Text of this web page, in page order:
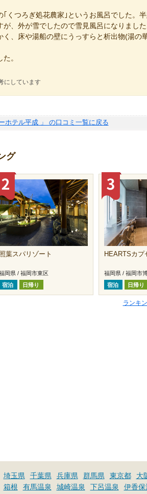
くつろぎ処花農家｣というお風呂でした。
が、外が雪でしたので雪見風呂になりまし
、床や湯船の壁にうっすらと析出物(湯の
。
にしています
ホテル平成 」 の口コミ一覧に戻る
グ
照葉スパリゾート
岡県 / 福岡市東区
宿泊
日帰り
HEARTSカプ
福岡県 / 福岡市
宿泊
日帰り
ランキ
埼玉県 千葉県 兵庫県 群馬県 東京都 大
箱根 有馬温泉 城崎温泉 下呂温泉 伊香保